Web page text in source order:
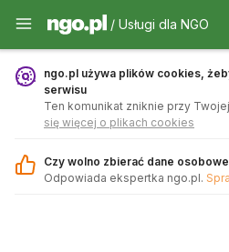
Usługi dla NGO -
/ Usługi dla NGO
ngo.pl używa plików cookies,
serwisu
Ten komunikat zniknie przy
się więcej o plikach cookies
Czy wolno zbierać dane osobowe
Odpowiada ekspertka ngo.pl.